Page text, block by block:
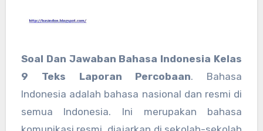
Soal Dan Jawaban Bahasa Indonesia Kelas
9 Teks Laporan Percobaan. Bahasa
Indonesia adalah bahasa nasional dan resmi di
semua Indonesia. Ini merupakan bahasa